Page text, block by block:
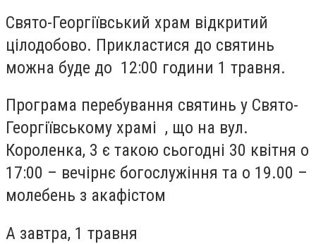
Свято-Георгіївський храм відкритий
цілодобово. Прикластися до святинь
можна буде до 12:00 години 1 травня.
Програма перебування святинь у Свято-
Георгіївському храмі , що на вул.
Короленка, 3 є такою сьогодні 30 квітня о
17:00 – вечірнє богослужіння та о 19.00 –
молебень з акафістом
А завтра, 1 травня